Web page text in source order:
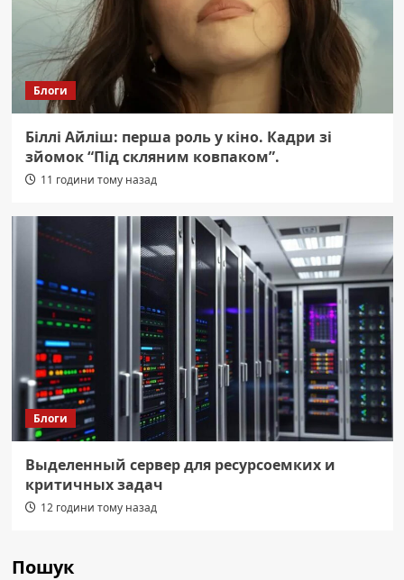
Блоги
Біллі Айліш: перша роль у кіно. Кадри зі
зйомок “Під скляним ковпаком”.
11 години тому назад
Блоги
Выделенный сервер для ресурсоемких и
критичных задач
12 години тому назад
Пошук